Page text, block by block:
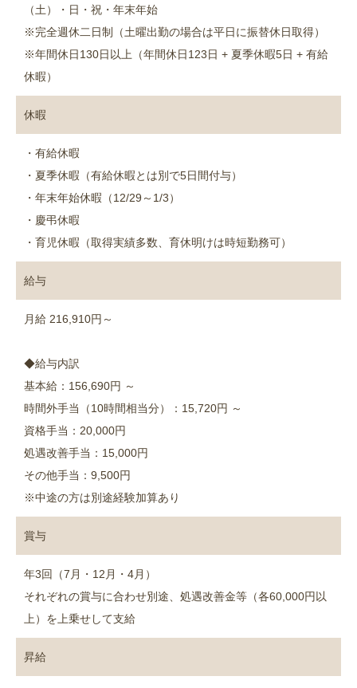
（土）・日・祝・年末年始
※完全週休二日制（土曜出勤の場合は平日に振替休日取得）
※年間休日130日以上（年間休日123日 + 夏季休暇5日 + 有給
休暇）
休暇
・有給休暇
・夏季休暇（有給休暇とは別で5日間付与）
・年末年始休暇（12/29～1/3）
・慶弔休暇
・育児休暇（取得実績多数、育休明けは時短勤務可）
給与
月給 216,910円～
◆給与内訳
基本給：156,690円 ～
時間外手当（10時間相当分）：15,720円 ～
資格手当：20,000円
処遇改善手当：15,000円
その他手当：9,500円
※中途の方は別途経験加算あり
賞与
年3回（7月・12月・4月）
それぞれの賞与に合わせ別途、処遇改善金等（各60,000円以
上）を上乗せして支給
昇給